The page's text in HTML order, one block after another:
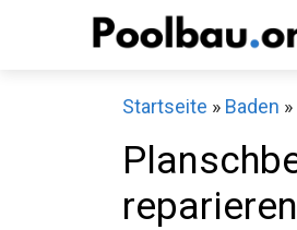
Startseite » Baden »